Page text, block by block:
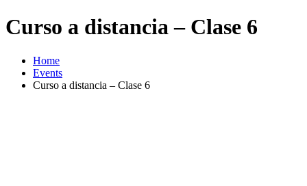
Curso a distancia – Clase 6
Home
Events
Curso a distancia – Clase 6